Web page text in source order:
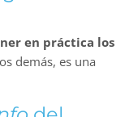
en práctica los
demás, es una